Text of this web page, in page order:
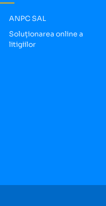
ANPC SAL
Soluționarea online a
litigiilor